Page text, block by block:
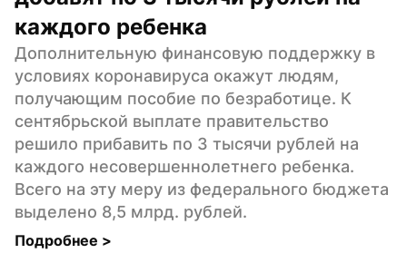
каждого ребенка
Дополнительную финансовую поддержку в
условиях коронавируса окажут людям,
получающим пособие по безработице. К
сентябрьской выплате правительство
решило прибавить по 3 тысячи рублей на
каждого несовершеннолетнего ребенка.
Всего на эту меру из федерального бюджета
выделено 8,5 млрд. рублей.
Подробнее >